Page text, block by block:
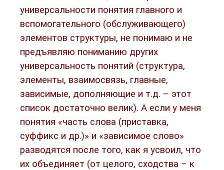
универсальности понятия главного и
вспомогательного (обслуживающего)
элементов структуры, не понимаю и не
предъявляю пониманию других
универсальность понятий (структура,
элементы, взаимосвязь, главные,
зависимые, дополняющие и т.д. – этот
список достаточно велик). А если у меня
понятия «часть слова (приставка,
суффикс и др.)» и «зависимое слово»
разводятся после того, как я усвоил, что
их объединяет (от целого, сходства – к